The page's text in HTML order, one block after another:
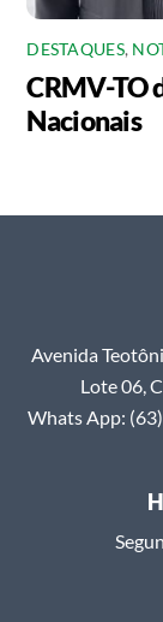
DESTAQUES,
CRMV-TO
Nacionais
Avenida
Lote 06,
Whats App: